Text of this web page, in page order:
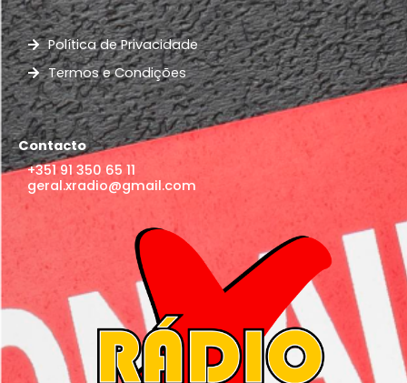
Política de Privacidade
Termos e Condições
Contacto
+351 91 350 65 11
geral.xradio@gmail.com